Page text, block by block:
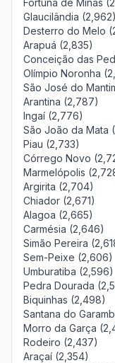
Fortuna de Minas
Glaucilândia (2,962)
Desterro do Melo
Arapuá (2,835)
Conceição das
Olímpio Noronha
São José do
Arantina (2,787)
Ingaí (2,776)
São João da Mata
Piau (2,733)
Córrego Novo
Marmelópolis
Argirita (2,704)
Chiador (2,671)
Alagoa (2,665)
Carmésia (2,646)
Simão Pereira
Sem-Peixe (2,606)
Umburatiba (2,596)
Pedra Dourada
Biquinhas (2,498)
Santana do
Morro da Garça
Rodeiro (2,437)
Araçaí (2,354)